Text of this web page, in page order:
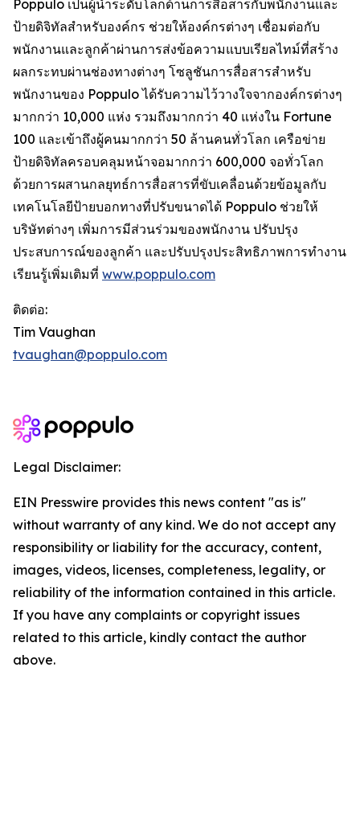
Poppulo เป็นผู้นำระดับโลกด้านการสื่อสารกับพนักงานและ
ป้ายดิจิทัลสำหรับองค์กร ช่วยให้องค์กรต่างๆ เชื่อมต่อกับ
พนักงานและลูกค้าผ่านการส่งข้อความแบบเรียลไทม์ที่สร้าง
ผลกระทบผ่านช่องทางต่างๆ โซลูชันการสื่อสารสำหรับ
พนักงานของ Poppulo ได้รับความไว้วางใจจากองค์กรต่างๆ
มากกว่า 10,000 แห่ง รวมถึงมากกว่า 40 แห่งใน Fortune
100 และเข้าถึงผู้คนมากกว่า 50 ล้านคนทั่วโลก เครือข่าย
ป้ายดิจิทัลครอบคลุมหน้าจอมากกว่า 600,000 จอทั่วโลก
ด้วยการผสานกลยุทธ์การสื่อสารที่ขับเคลื่อนด้วยข้อมูลกับ
เทคโนโลยีป้ายบอกทางที่ปรับขนาดได้ Poppulo ช่วยให้
บริษัทต่างๆ เพิ่มการมีส่วนร่วมของพนักงาน ปรับปรุง
ประสบการณ์ของลูกค้า และปรับปรุงประสิทธิภาพการทำงาน
เรียนรู้เพิ่มเติมที่ www.poppulo.com
ติดต่อ:
Tim Vaughan
tvaughan@poppulo.com
Legal Disclaimer:
EIN Presswire provides this news content "as is"
without warranty of any kind. We do not accept any
responsibility or liability for the accuracy, content,
images, videos, licenses, completeness, legality, or
reliability of the information contained in this article.
If you have any complaints or copyright issues
related to this article, kindly contact the author
above.